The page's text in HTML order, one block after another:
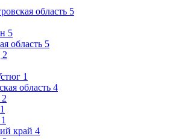
область 5
5
область 5
2
1
область 4
2
1
1
край 4